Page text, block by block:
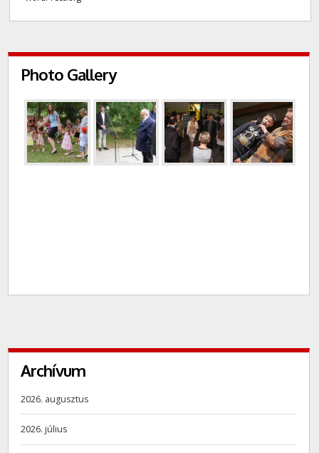
Photo Gallery
Archívum
2026. augusztus
2026. július